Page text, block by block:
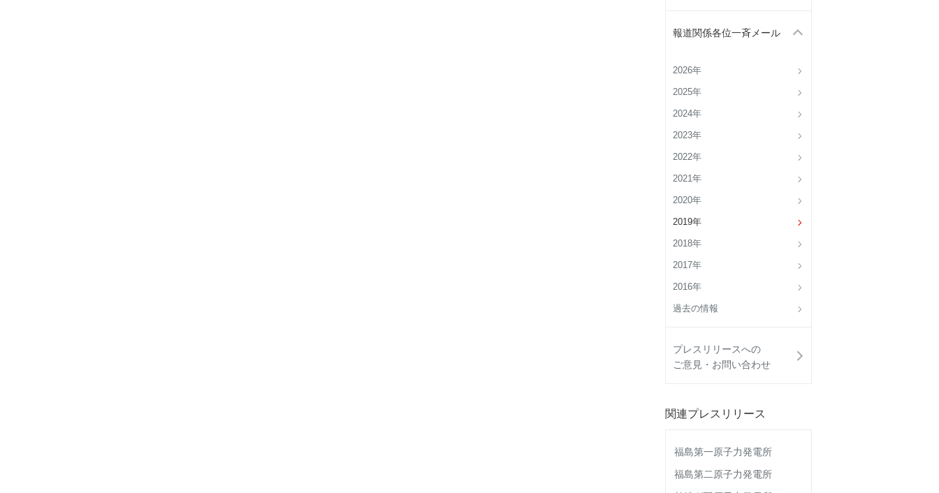
報道関係各位一斉メール
2026年
2025年
2024年
2023年
2022年
2021年
2020年
2019年
2018年
2017年
2016年
過去の情報
プレスリリースへの
ご意見・お問い合わせ
関連プレスリリース
福島第一原子力発電所
福島第二原子力発電所